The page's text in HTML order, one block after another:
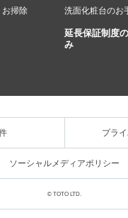
お掃除
洗面化粧台のお
延長保証制度
み
プラ
ソーシャルメディアポリシー
© TOTO LTD.